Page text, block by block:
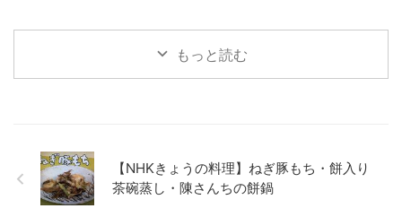
もっと読む
【NHKきょうの料理】ねぎ豚もち・餅入り
茶碗蒸し・陳さんちの餅鍋